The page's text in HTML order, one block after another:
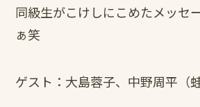
同級生がこけしにこめたメッセ
ぁ笑
ゲスト：大島蓉子、中野周平（蛙